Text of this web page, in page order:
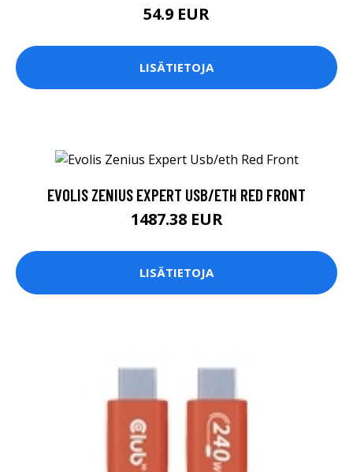
54.9 EUR
LISÄTIETOJA
EVOLIS ZENIUS EXPERT USB/ETH RED FRONT
1487.38 EUR
LISÄTIETOJA